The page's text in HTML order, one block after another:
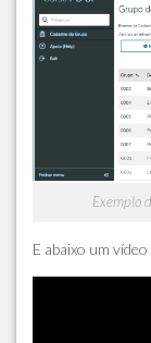
Exemplo
E abaixo um